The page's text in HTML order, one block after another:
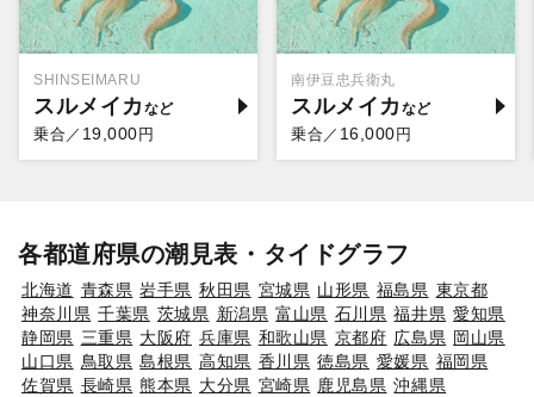
SHINSEIMARU
スルメイカ
乗合／ 19,000円
南伊豆忠兵衛丸
スルメイカ
乗合／ 16,000円
各都道府県の潮見表・タイドグラフ
北海道 青森県 岩手県 秋田県 宮城県 山形県 福島県 東京都
神奈川県 千葉県 茨城県 新潟県 富山県 石川県 福井県 愛知県
静岡県 三重県 大阪府 兵庫県 和歌山県 京都府 広島県 岡山県
山口県 鳥取県 島根県 高知県 香川県 徳島県 愛媛県 福岡県
佐賀県 長崎県 熊本県 大分県 宮崎県 鹿児島県 沖縄県